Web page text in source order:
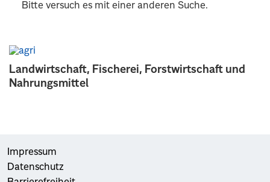
Landwirtschaft, Fischerei, Forstwirtschaft und
Nahrungsmittel
Bitte versuch es mit einer anderen Suche.
Impressum
Datenschutz